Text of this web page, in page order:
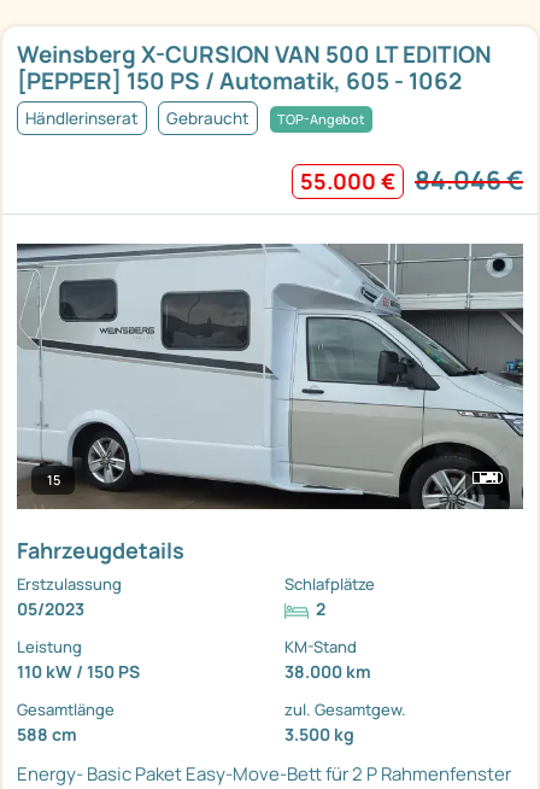
Weinsberg X-CURSION VAN 500 LT EDITION
[PEPPER] 150 PS / Automatik, 605 - 1062
Händlerinserat Gebraucht TOP-Angebot
55.000 € 84.046 €
15
Fahrzeugdetails
Erstzulassung
05/2023
Schlafplätze
2
Leistung
110 kW / 150 PS
KM-Stand
38.000 km
Gesamtlänge
588 cm
zul. Gesamtgew.
3.500 kg
Energy- Basic PaketEasy-Move-Bett für 2 PRahmenfenster